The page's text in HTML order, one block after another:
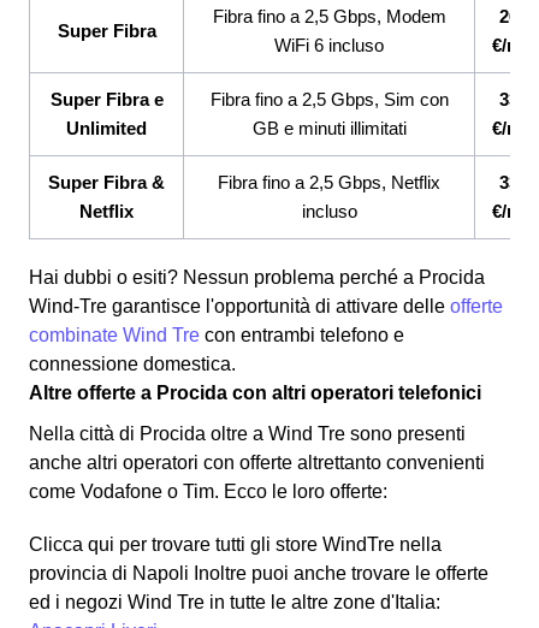
Super Fibra
Fibra fino a 2,5 Gbps, Modem
WiFi 6 incluso
€/
Super Fibra e
Unlimited
Fibra fino a 2,5 Gbps, Sim con
GB e minuti illimitati
€/
Super Fibra &
Netflix
Fibra fino a 2,5 Gbps, Netflix
incluso
€/
Hai dubbi o esiti? Nessun problema perché a Procida
Wind-Tre garantisce l'opportunità di attivare delle offerte
combinate Wind Tre con entrambi telefono e
connessione domestica.
Altre offerte a Procida con altri operatori telefonici
Nella città di Procida oltre a Wind Tre sono presenti
anche altri operatori con offerte altrettanto convenienti
come Vodafone o Tim. Ecco le loro offerte:
Clicca qui per trovare tutti gli store WindTre nella
provincia di Napoli Inoltre puoi anche trovare le offerte
ed i negozi Wind Tre in tutte le altre zone d'Italia: